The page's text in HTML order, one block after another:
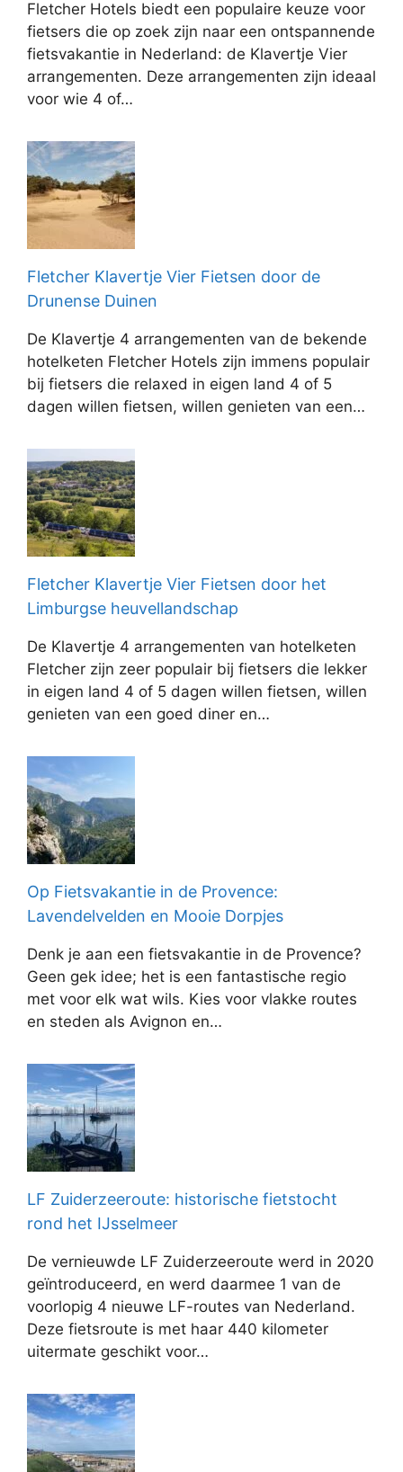
Fletcher Hotels biedt een populaire keuze voor
fietsers die op zoek zijn naar een ontspannende
fietsvakantie in Nederland: de Klavertje Vier
arrangementen. Deze arrangementen zijn ideaal
voor wie 4 of…
Fletcher Klavertje Vier Fietsen door de
Drunense Duinen
De Klavertje 4 arrangementen van de bekende
hotelketen Fletcher Hotels zijn immens populair
bij fietsers die relaxed in eigen land 4 of 5
dagen willen fietsen, willen genieten van een…
Fletcher Klavertje Vier Fietsen door het
Limburgse heuvellandschap
De Klavertje 4 arrangementen van hotelketen
Fletcher zijn zeer populair bij fietsers die lekker
in eigen land 4 of 5 dagen willen fietsen, willen
genieten van een goed diner en…
Op Fietsvakantie in de Provence:
Lavendelvelden en Mooie Dorpjes
Denk je aan een fietsvakantie in de Provence?
Geen gek idee; het is een fantastische regio
met voor elk wat wils. Kies voor vlakke routes
en steden als Avignon en…
LF Zuiderzeeroute: historische fietstocht
rond het IJsselmeer
De vernieuwde LF Zuiderzeeroute werd in 2020
geïntroduceerd, en werd daarmee 1 van de
voorlopig 4 nieuwe LF-routes van Nederland.
Deze fietsroute is met haar 440 kilometer
uitermate geschikt voor…